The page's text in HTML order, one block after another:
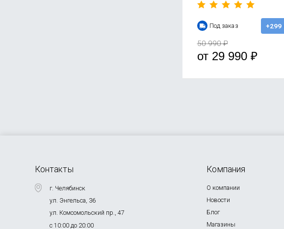
Под заказ +299
от29 990 ₽
50 990₽
Контакты
г. Челябинск
ул. Энгельса, 36
ул. Комсомольский пр., 47
с 10:00 до 20:00
Компания
О компании
Новости
Блог
Магазины